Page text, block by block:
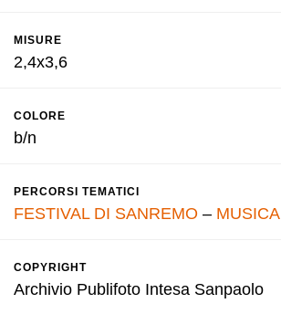
MISURE
2,4x3,6
COLORE
b/n
PERCORSI TEMATICI
FESTIVAL DI SANREMO – MUSICA
COPYRIGHT
Archivio Publifoto Intesa Sanpaolo